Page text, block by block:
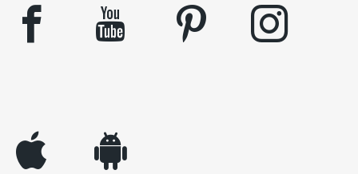
facebook youtube pinterest instagram
appleinc android